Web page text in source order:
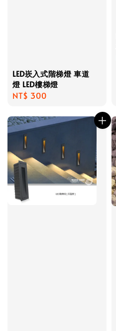
LED崁入式階梯燈 車道
燈 LED樓梯燈
Regular
NT$ 300